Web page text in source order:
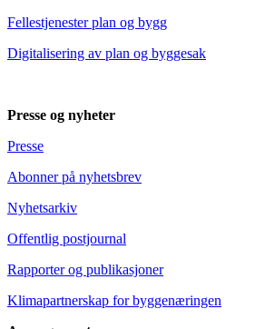
Fellestjenester plan og bygg
Digitalisering av plan og byggesak
Presse og nyheter
Presse
Abonner på nyhetsbrev
Nyhetsarkiv
Offentlig postjournal
Rapporter og publikasjoner
Klimapartnerskap for byggenæringen